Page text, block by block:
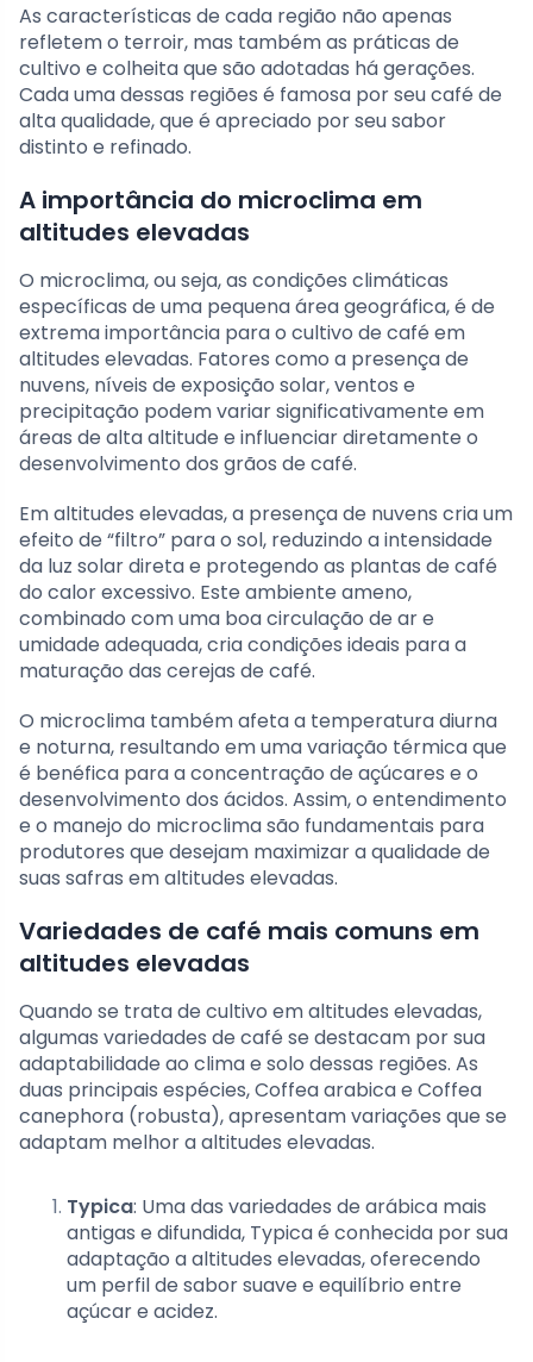
As características de cada região não apenas
refletem o terroir, mas também as práticas de
cultivo e colheita que são adotadas há gerações.
Cada uma dessas regiões é famosa por seu café de
alta qualidade, que é apreciado por seu sabor
distinto e refinado.
A importância do microclima em
altitudes elevadas
O microclima, ou seja, as condições climáticas
específicas de uma pequena área geográfica, é de
extrema importância para o cultivo de café em
altitudes elevadas. Fatores como a presença de
nuvens, níveis de exposição solar, ventos e
precipitação podem variar significativamente em
áreas de alta altitude e influenciar diretamente o
desenvolvimento dos grãos de café.
Em altitudes elevadas, a presença de nuvens cria um
efeito de “filtro” para o sol, reduzindo a intensidade
da luz solar direta e protegendo as plantas de café
do calor excessivo. Este ambiente ameno,
combinado com uma boa circulação de ar e
umidade adequada, cria condições ideais para a
maturação das cerejas de café.
O microclima também afeta a temperatura diurna
e noturna, resultando em uma variação térmica que
é benéfica para a concentração de açúcares e o
desenvolvimento dos ácidos. Assim, o entendimento
e o manejo do microclima são fundamentais para
produtores que desejam maximizar a qualidade de
suas safras em altitudes elevadas.
Variedades de café mais comuns em
altitudes elevadas
Quando se trata de cultivo em altitudes elevadas,
algumas variedades de café se destacam por sua
adaptabilidade ao clima e solo dessas regiões. As
duas principais espécies, Coffea arabica e Coffea
canephora (robusta), apresentam variações que se
adaptam melhor a altitudes elevadas.
Typica: Uma das variedades de arábica mais
antigas e difundida, Typica é conhecida por sua
adaptação a altitudes elevadas, oferecendo
um perfil de sabor suave e equilíbrio entre
açúcar e acidez.